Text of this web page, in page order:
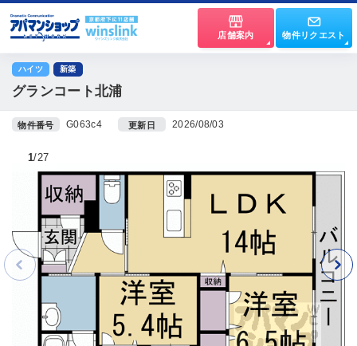
店舗案内 物件リクエスト
ハイツ 新築
グランコート北浦
物件番号 G063c4 更新日 2026/08/03
1 27